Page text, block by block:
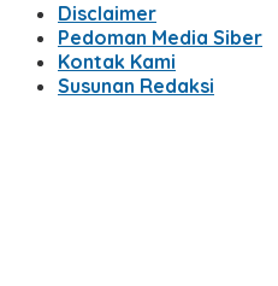
Disclaimer
Pedoman Media Siber
Kontak Kami
Susunan Redaksi